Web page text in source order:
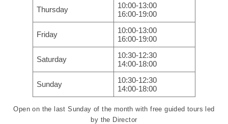
Thursday
10:00-13:00
16:00-19:00
Friday
10:00-13:00
16:00-19:00
Saturday
10:30-12:30
14:00-18:00
Sunday
10:30-12:30
14:00-18:00
Open on the last Sunday of the month with free guided tours led
by the Director